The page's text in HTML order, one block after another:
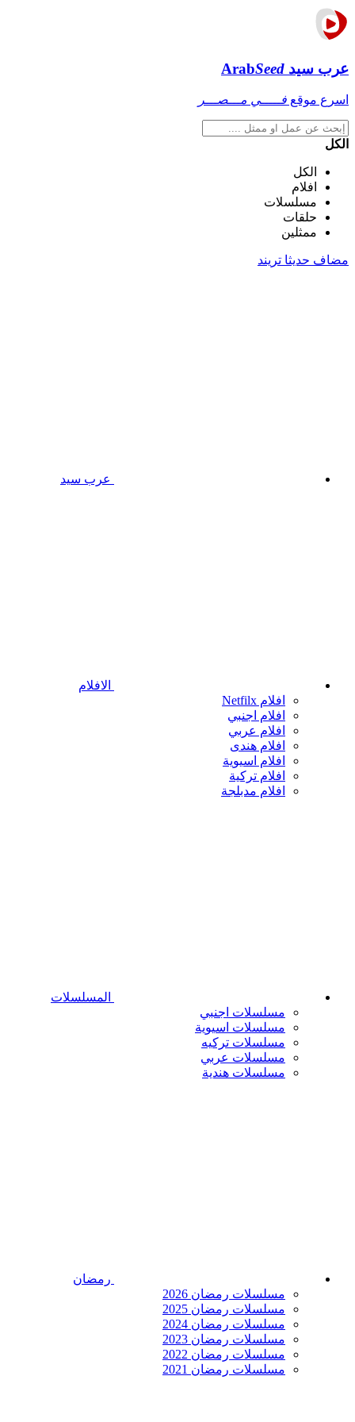
عرب سيد ArabSeed
اسرع موقع فـــــي مـــصـــر
الكل
الكل
افلام
مسلسلات
حلقات
ممثلين
مضاف حديثا تريند
عرب سيد
الافلام
افلام Netfilx
افلام اجنبي
افلام عربي
افلام هندى
افلام اسيوية
افلام تركية
افلام مدبلجة
المسلسلات
مسلسلات اجنبي
مسلسلات اسيوية
مسلسلات تركيه
مسلسلات عربي
مسلسلات هندية
رمضان
مسلسلات رمضان 2026
مسلسلات رمضان 2025
مسلسلات رمضان 2024
مسلسلات رمضان 2023
مسلسلات رمضان 2022
مسلسلات رمضان 2021